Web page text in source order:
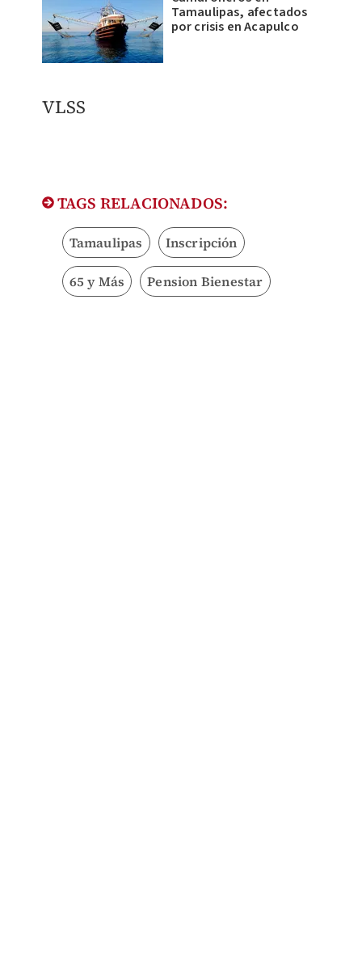
Tamaulipas, afectados
por crisis en Acapulco
VLSS
TAGS RELACIONADOS:
Tamaulipas Inscripción
65 y Más Pension Bienestar